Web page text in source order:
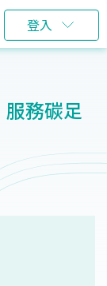
登入
務碳足